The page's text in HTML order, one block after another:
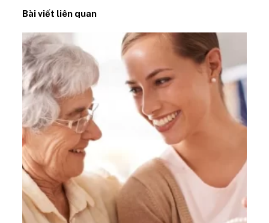
Bài viết liên quan